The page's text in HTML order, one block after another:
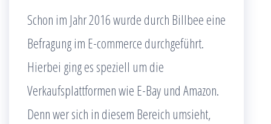
Schon im Jahr 2016 wurde durch Billbee eine
Befragung im E-commerce durchgeführt.
Hierbei ging es speziell um die
Verkaufsplattformen wie E-Bay und Amazon.
Denn wer sich in diesem Bereich umsieht,